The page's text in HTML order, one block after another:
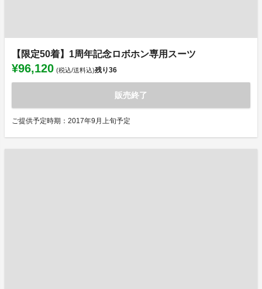
【限定50着】1周年記念ロボホン専用スーツ
¥96,120 (税込/送料込)残り36
販売終了
ご提供予定時期：2017年9月上旬予定